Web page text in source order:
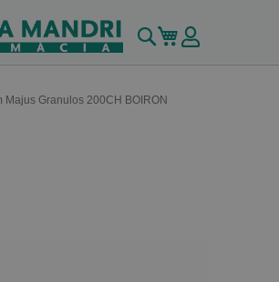
Buscar
Mi carrito
Majus Granulos 200CH BOIRON